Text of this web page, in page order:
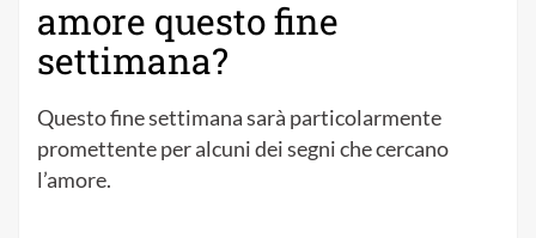
amore questo fine
settimana?
Questo fine settimana sarà particolarmente
promettente per alcuni dei segni che cercano
l’amore.